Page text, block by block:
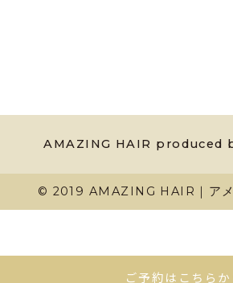
AMAZING HAIR produced
© 2019 AMAZING HAIR｜アメ
ご予約はこちらか